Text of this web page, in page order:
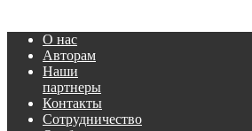
О нас
Авторам
Наши
партнеры
Контакты
Сотрудничество